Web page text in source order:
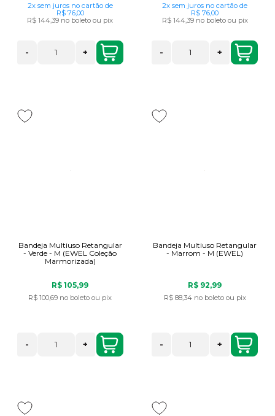
2x sem juros no cartãode
R$ 76,00
R$ 144,39 no boleto ou pix
- +
2x sem juros no cartão de
R$ 76,00
R$ 144,39 no boleto ou pix
- +
Bandeja Multiuso Retangular
- Verde - M (EWEL Coleção
Marmorizada)
R$ 105,99
R$ 100,69 no boleto ou pix
- +
Bandeja Multiuso Retangular
- Marrom - M (EWEL)
R$ 92,99
R$ 88,34 no boleto ou pix
- +